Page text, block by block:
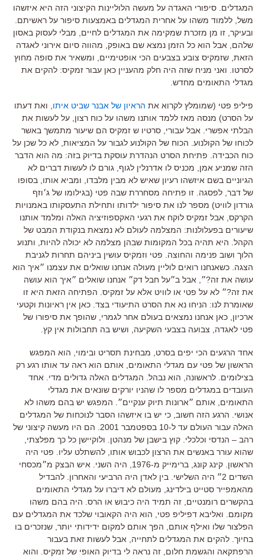
המגדלים. סיפורי האגדה על מעשה הלוליינות הקיצוני הזה היא איזשהו
משל, ללמוד משהו על אחרית המגדלים באמצעות סיפור על ראשיתם.
ובעיקר, זו מן מזכרת שמקימה את המגדלים לחיים, מבלי לעסוק באסון
שלהם, אבל הוא כל הזמן נמצא שם באופק, מהווה סיום אירוני לאגדה
הזאת, שזמקיס צובע בצבעים הכי אופטימיים, ומשאיר את סופה מחוץ
לסרטו. ואני מניח שזה היה חלק מהעניין כאן עבור זמקיס: להקים את
מגדלי התאומים מחדש.
פיליפ פטי (שמומלץ לקרוא את הראיון של אבנר שביט איתו , ואת דעתו
על הסרט) מנסה מאז ללמד אותנו משהו על כוח רצון, על לעשות את
הבלתי אפשרי. אבל עבורי, סרטיו ש זמקיס הם שיעור מתמשך באשר
לכוחו של הקולנוע. הכוח של הקולנוע לגבור על המציאות, לא כל שכן על
כוח הכבידה. פתיחת הסרט הנהדרת עוסקת בדיוק בזה: מה הוא הדבר
הזה שמניע אמן, מכניס לו אדרנלין לגוף, גורם לו לעשות דברים לא
הגיוניים בשם איזשהו רעיון שאיש לא מבין מלבדו, ומביא אותו, בסופו
של דבר, לפסגה. זו פתיחה מסחררת שבה פטי (בגילומו של ג׳וזף
גורדון לוויט) מספר לנו את סיפור ילדותו ותחילת התעסקותו באמנויות
הקרקס, אבל זמקיס לוקח את רגעי האקספוזיציה האלה ומלמד אותנו
שיעורים בפעלולנות: המצלמה לעולם לא נמצאת בנקודת המבט של
הקהל. היא תהיה בכל המקומות שבהן מצלמה לא יכולה להיות, ותנוע
הלוך ושוב פנימה והחוצה. פטי וזמקיס עושין ביניהם תחרות לגניבת
הצגה. כשאנחנו רואים לוליין מעולה אנחנו שואלים את עצמנו ״איך הוא
עושה את זה?״, אבל ב״על חבל דק״ אנחנו שואלים ״איך הוא עושה
את זה?״ לא על פטי או לוויט אלא על זמקיס. הפתיחה הזאת היא זו
שאומרת לנו: הניחו נא את הסרט התיעודי בצד. כאן אין ראיונות וקטעי
ארכיון, כאן אנחנו נמצאים בעולם אחר לגמרי, שהופך את סיפורו של
פטי לאגדה, צבועה בצבעי השקיעה, ושיש בה תחבולות אין קץ.
אחד הרגעים הכי יפים בסרט, מבחינת תסריט ובימוי, הוא המפגש
הראשון של פטי עם מגדלי התאומים, אותם הוא ראה עד אותו רגע רק
בצילומים. לראשונה, הוא נבהל. המגדלים האלה גדולים מדי. אחד
העובדים במגדלים מספר לו שהניו יורקים שונאים את מגדלי
התאומים, אותם ״ארונות תיוק ענקיים״. המפגש יש בהם משהו לא
אנושי. הרגע הזה חשוב, כי יש בו איזשהו הסבר לנוכחות של המגדלים
האלה עבור העולם עד ל-10 בספטמבר 2001. הם היו מעשה קיצוני של
רהב – הנדסי וכלכלי. קוץ בישבן של מנהטן. ולוקיישן כל כך מפלצתי,
שהוא עורר באנשים את הרצון לכבוש אותו, להשתלט עליו. פטי היה
הראשון. קינג קונג, ברימייק מ-1976, היה השני. איש הבצק מ״מכסחי
השדים 2״ היה השלישי. בין לאדן היה הרביעי והאחרון. להבדיל
מהאמפייר סטייט בילדינג, מעולם לא דיברו על מגדלי התאומים
בהקשרים רומנטיים, זה תמיד היה כיבוש או הרס. היה בהם משהו
מקומם. ואליבא דפיליפ פטי, הוא היה הקאובוי שלכד את המגדלים עם
הפלצור שלו ואילף אותם, הפך אותם למקום ידידותי יותר, שנזכרים בו
בחיוך. להקים את המגדלים לתחייה, אבל לעשות זאת בעבור
הרפתקאה והגשמת חלום, זה נראה לי בדיוק האופי של זמקיס. והוא